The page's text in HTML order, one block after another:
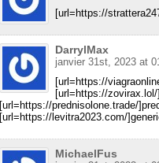
[url=https://
DarrylMax
janvier 31st, 2023 at
[url=https://
[url=https://
[url=https://prednisolone.trade/
[url=https://levitra2023.com/
MichaelFus